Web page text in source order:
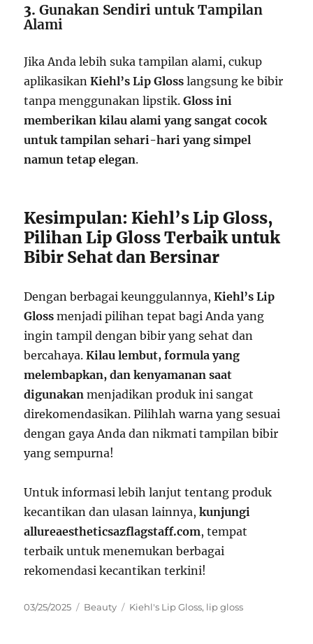
3.Gunakan Sendiri untuk Tampilan
Alami
Jika Anda lebih suka tampilan alami, cukup
aplikasikanKiehl’s Lip Gloss langsung ke bibir
tanpa menggunakan lipstik.Gloss ini
memberikan kilau alami yang sangat cocok
untuk tampilan sehari-hari yang simpel
namun tetap elegan.
Kesimpulan: Kiehl’s Lip Gloss,
Pilihan Lip Gloss Terbaik untuk
Bibir Sehat dan Bersinar
Dengan berbagai keunggulannya,Kiehl’s Lip
Gloss menjadi pilihan tepat bagi Anda yang
ingin tampil dengan bibir yang sehat dan
bercahaya.Kilau lembut, formula yang
melembapkan, dan kenyamanan saat
digunakan menjadikan produk ini sangat
direkomendasikan. Pilihlah warna yang sesuai
dengan gaya Anda dan nikmati tampilan bibir
yang sempurna!
Untuk informasi lebih lanjut tentang produk
kecantikan dan ulasan lainnya,kunjungi
allureaestheticsazflagstaff.com, tempat
terbaik untuk menemukan berbagai
rekomendasi kecantikan terkini!
Posted
03/25/2025 Categories
Beauty Tags
Kiehl's Lip Gloss, lip gloss